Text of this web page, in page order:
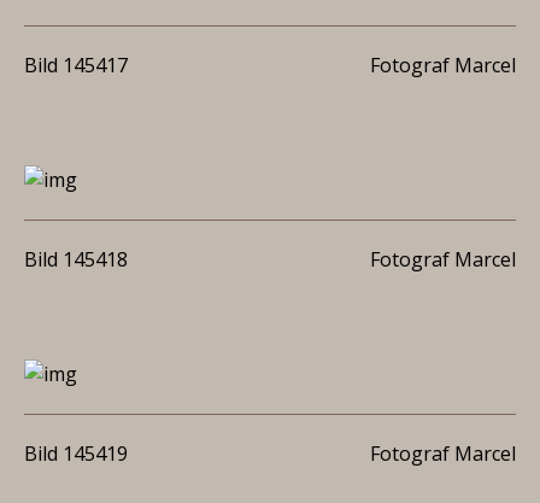
Bild 145417 Fotograf Marcel
Bild 145418 Fotograf Marcel
Bild 145419 Fotograf Marcel